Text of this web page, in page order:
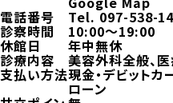
電話番号 Tel.097-538-
診察時間 10:00～19:00
休館日 年中無休
診療内容 美容外科全般、
支払い方法現金・デビットカ
ローン